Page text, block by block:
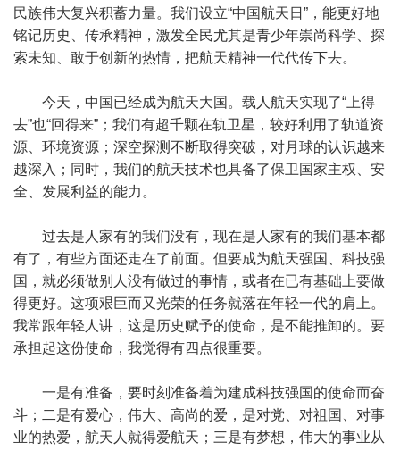
民族伟大复兴积蓄力量。我们设立“中国航天日”，能更好地
铭记历史、传承精神，激发全民尤其是青少年崇尚科学、探
索未知、敢于创新的热情，把航天精神一代代传下去。
今天，中国已经成为航天大国。载人航天实现了“上得
去”也“回得来”；我们有超千颗在轨卫星，较好利用了轨道资
源、环境资源；深空探测不断取得突破，对月球的认识越来
越深入；同时，我们的航天技术也具备了保卫国家主权、安
全、发展利益的能力。
过去是人家有的我们没有，现在是人家有的我们基本都
有了，有些方面还走在了前面。但要成为航天强国、科技强
国，就必须做别人没有做过的事情，或者在已有基础上要做
得更好。这项艰巨而又光荣的任务就落在年轻一代的肩上。
我常跟年轻人讲，这是历史赋予的使命，是不能推卸的。要
承担起这份使命，我觉得有四点很重要。
一是有准备，要时刻准备着为建成科技强国的使命而奋
斗；二是有爱心，伟大、高尚的爱，是对党、对祖国、对事
业的热爱，航天人就得爱航天；三是有梦想，伟大的事业从